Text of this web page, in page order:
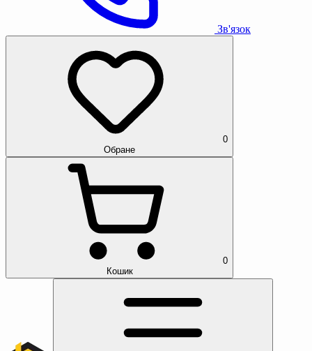
Зв'язок
0
Обране
0
Кошик